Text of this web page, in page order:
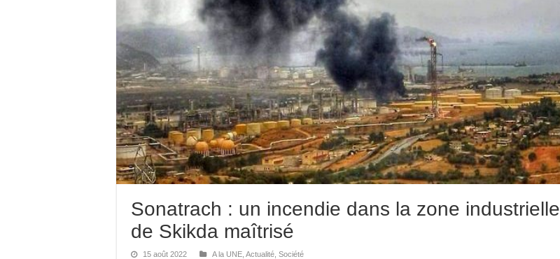
Sonatrach : un incendie dans la zone industrielle
de Skikda maîtrisé
15 août 2022 A la UNE Actualité Société